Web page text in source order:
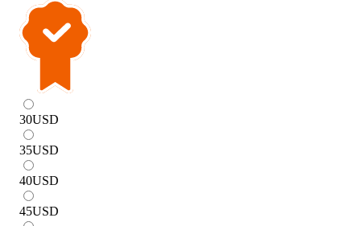
30USD
35USD
40USD
45USD